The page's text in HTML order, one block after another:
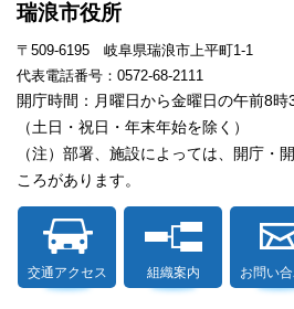
瑞浪市役所
〒509-6195 岐阜県瑞浪市上平町1-1
代表電話番号：0572-68-2111
開庁時間：月曜日から金曜日の午前8
（土日・祝日・年末年始を除く）
（注）部署、施設によっては、開庁・
ころがあります。
交通アクセス 組織案内 お問い